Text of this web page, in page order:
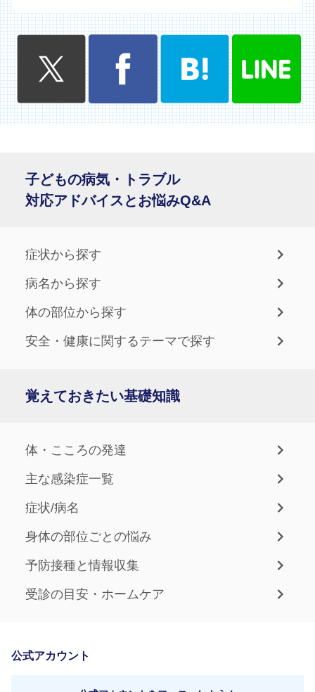
子どもの病気・トラブル
対応アドバイスとお悩みQ&A
症状から探す
病名から探す
体の部位から探す
安全・健康に関するテーマで探す
覚えておきたい基礎知識
体・こころの発達
主な感染症一覧
症状/病名
身体の部位ごとの悩み
予防接種と情報収集
受診の目安・ホームケア
公式アカウント